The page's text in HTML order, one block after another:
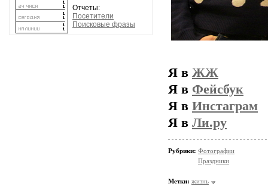
Отчеты:
Посетители
Поисковые фразы
Я в ЖЖ
Я в Фейсбук
Я в Инстаграм
Я в Ли.ру
Рубрики: Фотографии
Праздники
Метки: жизнь